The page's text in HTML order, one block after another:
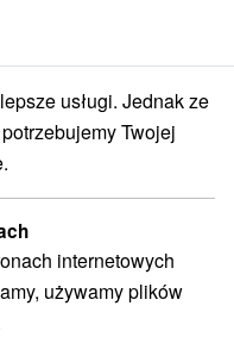
Penzión ROYAL Bytča
booking
usługi. Jednak ze
Twojej
internetowych
używamy plików